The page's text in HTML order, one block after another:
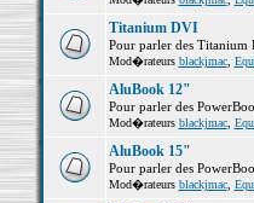
Titanium DVI
Pour parler des Titanium
Mod�rateurs blackjmac,
AluBook 12"
Pour parler des
Mod�rateurs blackjmac,
AluBook 15"
Pour parler des
Mod�rateurs blackjmac,